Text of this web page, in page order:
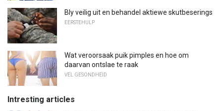
Bly veilig uit en behandel aktiewe skutbeserings
EERSTEHULP
Wat veroorsaak puik pimples en hoe om
daarvan ontslae te raak
VEL GESONDHEID
Intresting articles